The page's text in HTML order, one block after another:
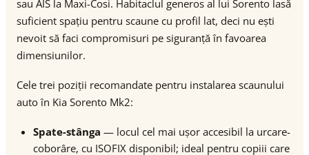
sau AIS la Maxi-Cosi. Habitaclul generos al lui Sorento lasă
suficient spațiu pentru scaune cu profil lat, deci nu ești
nevoit să faci compromisuri pe siguranță în favoarea
dimensiunilor.
Cele trei poziții recomandate pentru instalarea scaunului
auto în Kia Sorento Mk2:
Spate-stânga — locul cel mai ușor accesibil la urcare-
coborâre, cu ISOFIX disponibil; ideal pentru copiii care